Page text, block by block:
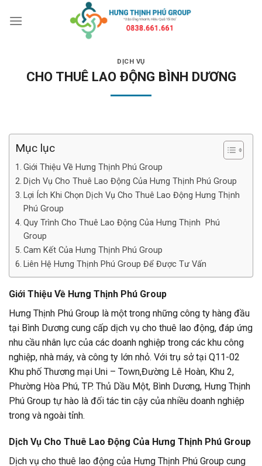
qua
DỊCH VỤ
CHO THUÊ LAO ĐỘNG BÌNH DƯƠNG
Mục lục
Giới Thiệu Về Hưng Thịnh Phú Group
Dịch Vụ Cho Thuê Lao Động Của Hưng Thịnh Phú Group
Lợi Ích Khi Chọn Dịch Vụ Cho Thuê Lao Động Hưng Thịnh
Phú Group
Quy Trình Cho Thuê Lao Động Của Hưng Thịnh Phú
Group
Cam Kết Của Hưng Thịnh Phú Group
Liên Hệ Hưng Thịnh Phú Group Để Được Tư Vấn
Giới Thiệu Về Hưng Thịnh Phú Group
Hưng Thịnh Phú Group là một trong những công ty hàng đầu
tại Bình Dương cung cấp dịch vụ cho thuê lao động, đáp ứng
nhu cầu nhân lực của các doanh nghiệp trong các khu công
nghiệp, nhà máy, và công ty lớn nhỏ. Với trụ sở tại Q11-02
Khu phố Thương mại Uni – Town,Đường Lê Hoàn, Khu 2,
Phường Hòa Phú, TP. Thủ Dầu Một, Bình Dương, Hưng Thịnh
Phú Group tự hào là đối tác tin cậy của nhiều doanh nghiệp
trong và ngoài tỉnh.
Dịch Vụ Cho Thuê Lao Động Của Hưng Thịnh Phú Group
Dịch vụ cho thuê lao động của Hưng Thịnh Phú Group cung